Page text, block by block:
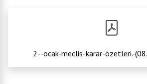
2--ocak-meclis-karar-özetleri.-